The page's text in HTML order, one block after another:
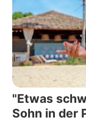
"Etwas
Sohn in der